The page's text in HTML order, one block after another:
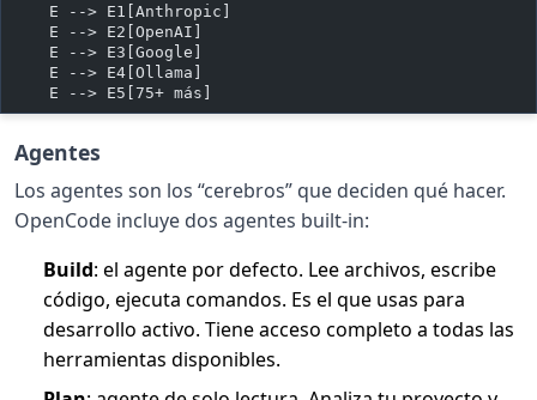
    E --> E1[Anthropic]
    E --> E2[OpenAI]
    E --> E3[Google]
    E --> E4[Ollama]
    E --> E5[75+ más]
Agentes
Los agentes son los “cerebros” que deciden qué hacer.
OpenCode incluye dos agentes built-in:
Build: el agente por defecto. Lee archivos, escribe
código, ejecuta comandos. Es el que usas para
desarrollo activo. Tiene acceso completo a todas las
herramientas disponibles.